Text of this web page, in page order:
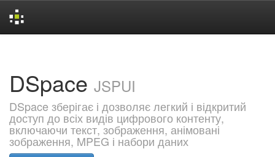
DSpace JSPUI
DSpace зберігає і дозволяє легкий і відкритий
доступ до всіх видів цифрового контенту,
включаючи текст, зображення, анімовані
зображення, MPEG і набори даних